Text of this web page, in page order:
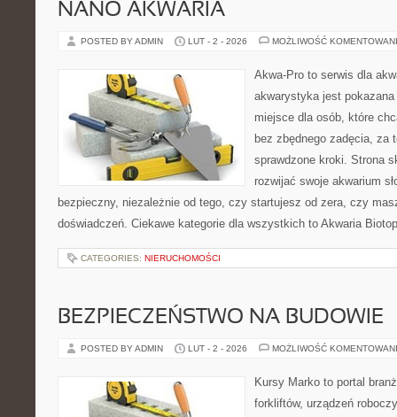
NANO AKWARIA
POSTED BY ADMIN LUT - 2 - 2026 MOŻLIWOŚĆ
Akwa-Pro to serwis dla
akwarystyka jest
miejsce dla osób, które
bez zbędnego zadęcia, za
sprawdzone kroki. Strona
rozwijać swoje akwarium
bezpieczny, niezależnie od tego, czy startujesz od zera, czy
doświadczeń. Ciekawe kategorie dla wszystkich to Akwaria
CATEGORIES: NIERUCHOMOŚCI
BEZPIECZEŃSTWO NA BUDOWIE
POSTED BY ADMIN LUT - 2 - 2026 MOŻLIWOŚĆ
Kursy Marko to portal
forkliftów, urządzeń